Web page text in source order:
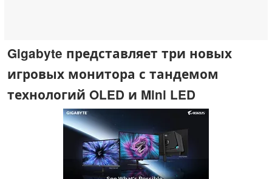
Gigabyte представляет три новых
игровых монитора с тандемом
технологий OLED и Mini LED